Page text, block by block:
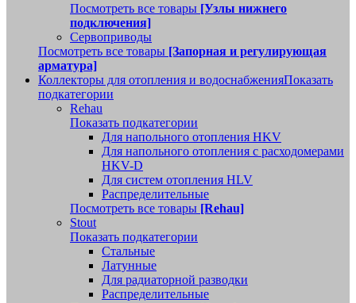
Посмотреть все товары [Узлы нижнего
подключения]
Сервоприводы
Посмотреть все товары [Запорная и регулирующая
арматура]
Коллекторы для отопления и водоснабженияПоказать
подкатегории
Rehau
Показать подкатегории
Для напольного отопления HKV
Для напольного отопления с расходомерами
HKV-D
Для систем отопления HLV
Распределительные
Посмотреть все товары [Rehau]
Stout
Показать подкатегории
Стальные
Латунные
Для радиаторной разводки
Распределительные